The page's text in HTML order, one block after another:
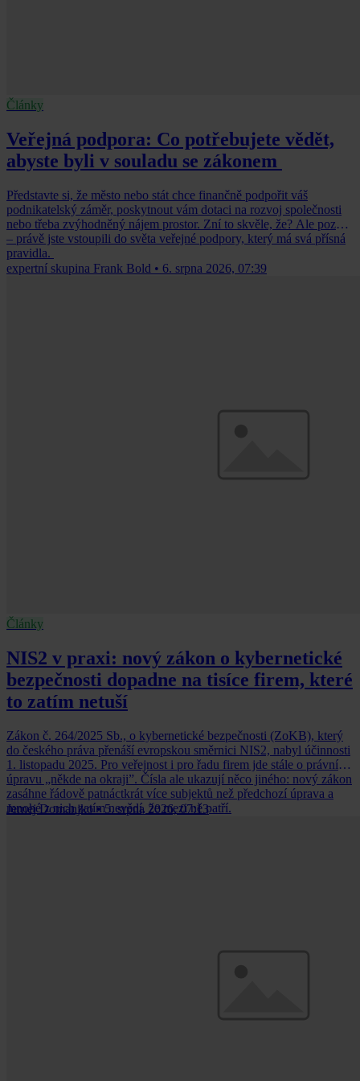
Články
Veřejná podpora: Co potřebujete vědět,
abyste byli v souladu se zákonem
Představte si, že město nebo stát chce finančně podpořit váš
podnikatelský záměr, poskytnout vám dotaci na rozvoj společnosti
nebo třeba zvýhodněný nájem prostor. Zní to skvěle, že? Ale pozor
– právě jste vstoupili do světa veřejné podpory, který má svá přísná
pravidla.
expertní skupina Frank Bold • 6. srpna 2026, 07:39
Články
NIS2 v praxi: nový zákon o kybernetické
bezpečnosti dopadne na tisíce firem, které
to zatím netuší
Zákon č. 264/2025 Sb., o kybernetické bezpečnosti (ZoKB), který
do českého práva přenáší evropskou směrnici NIS2, nabyl účinnosti
1. listopadu 2025. Pro veřejnost i pro řadu firem jde stále o právní
úpravu „někde na okraji”. Čísla ale ukazují něco jiného: nový zákon
zasáhne řádově patnáctkrát více subjektů než předchozí úprava a
mnohé z nich zatím nevědí, že mezi ně patří.
Jernej Domanjko • 5. srpna 2026, 07:13